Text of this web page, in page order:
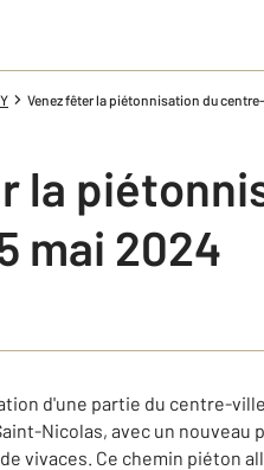
Venez fêter la piétonnisation du
la
mai 2024
d'une partie du centre-
Nicolas, avec un
vivaces. Ce chemin piéton